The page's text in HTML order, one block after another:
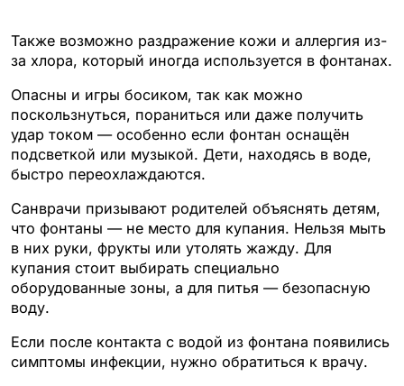
Также возможно раздражение кожи и аллергия из-
за хлора, который иногда используется в фонтанах.
Опасны и игры босиком, так как можно
поскользнуться, пораниться или даже получить
удар током — особенно если фонтан оснащён
подсветкой или музыкой. Дети, находясь в воде,
быстро переохлаждаются.
Санврачи призывают родителей объяснять детям,
что фонтаны — не место для купания. Нельзя мыть
в них руки, фрукты или утолять жажду. Для
купания стоит выбирать специально
оборудованные зоны, а для питья — безопасную
воду.
Если после контакта с водой из фонтана появились
симптомы инфекции, нужно обратиться к врачу.